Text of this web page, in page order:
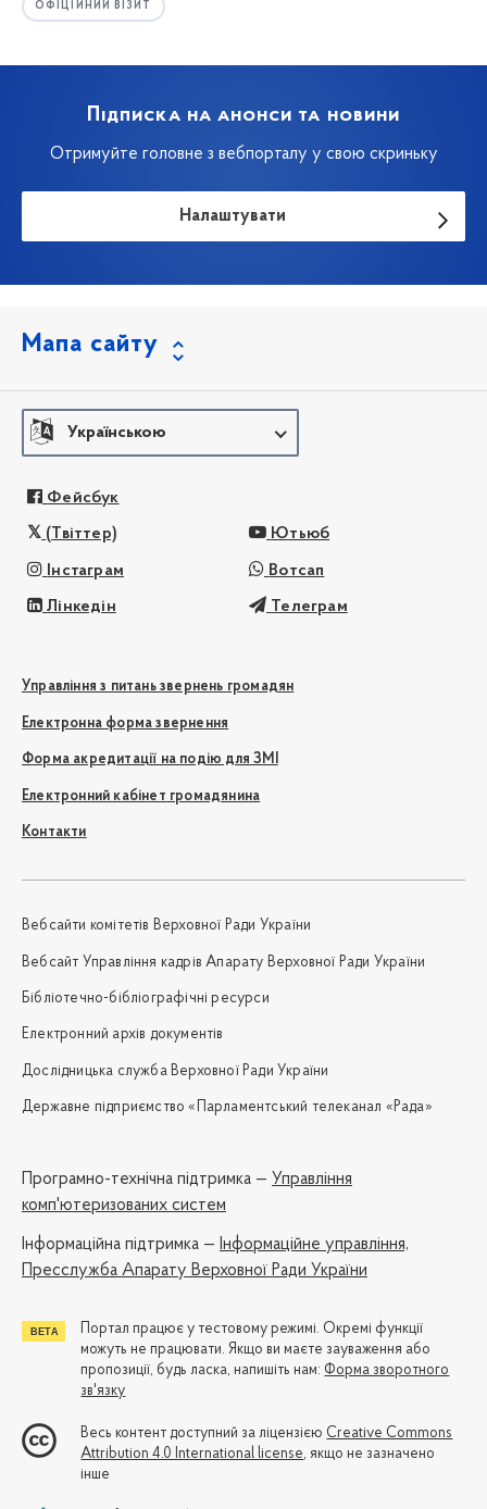
ОФІЦІЙНИЙ ВІЗИТ
Підписка на анонси та новини
Отримуйте головне з вебпорталу у свою скриньку
Налаштувати
Мапа сайту
Українською
Фейсбук
(Твіттер) Ютьюб
Інстаграм Вотсап
Лінкедін Телеграм
Управління з питань звернень громадян
Електронна форма звернення
Форма акредитації на подію для ЗМІ
Електронний кабінет громадянина
Контакти
Вебсайти комітетів Верховної Ради України
Вебсайт Управління кадрів Апарату Верховної Ради України
Бібліотечно-бібліографічні ресурси
Електронний архів документів
Дослідницька служба Верховної Ради України
Державне підприємство «Парламентський телеканал «Рада»
Програмно-технічна підтримка — Управління
комп'ютеризованих систем
Iнформаційна підтримка — Інформаційне управління,
Пресслужба Апарату Верховної Ради України
Портал працює у тестовому режимі. Окремі функції
можуть не працювати. Якщо ви маєте зауваження або
пропозиції, будь ласка, напишіть нам: Форма зворотного
зв'язку
Весь контент доступний за ліцензією Creative Commons
Attribution 4.0 International license, якщо не зазначено
інше